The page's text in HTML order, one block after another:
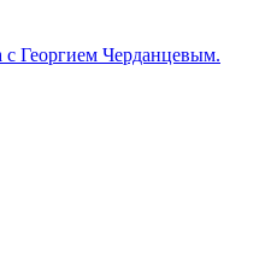
с Георгием Черданцевым.